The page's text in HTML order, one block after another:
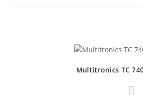
Multitronics TC